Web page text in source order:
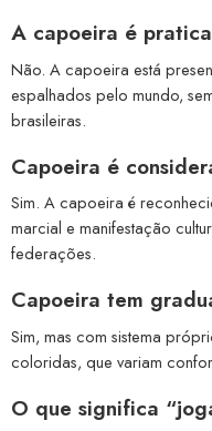
A capoeira é
Não. A capoeira está
espalhados pelo mundo,
brasileiras.
Capoeira é
Sim. A capoeira é
marcial e manifestação
federações.
Capoeira tem
Sim, mas com sistema
coloridas, que variam
O que significa